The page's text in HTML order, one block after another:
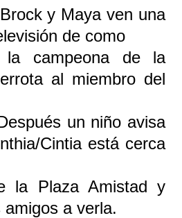
y Maya ven una
de como
la campeona de la
al miembro del
un niño avisa
Cintia está cerca
la Plaza Amistad y
a verla.